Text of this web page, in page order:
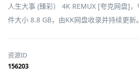
人生大事 (臻彩） 4K REMUX [夸克网盘]
件大小 8.8 GB，由KK网盘收录并持续更新。
资源ID
156203